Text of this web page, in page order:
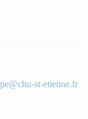
st-etienne.fr